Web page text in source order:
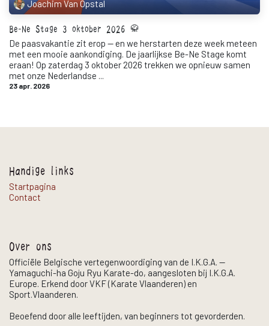
Joachim Van Opstal
Be-Ne Stage 3 oktober 2026 🥋
De paasvakantie zit erop — en we herstarten deze week meteen
met een mooie aankondiging. De jaarlijkse Be-Ne Stage komt
eraan! Op zaterdag 3 oktober 2026 trekken we opnieuw samen
met onze Nederlandse ...
23 apr. 2026
Handige links
Startpagina
Contact
Over ons
Officiële Belgische vertegenwoordiging van de I.K.G.A. —
Yamaguchi-ha Goju Ryu Karate-do, aangesloten bij I.K.G.A.
Europe. Erkend door VKF (Karate Vlaanderen) en
Sport.Vlaanderen.
Beoefend door alle leeftijden, van beginners tot gevorderden.